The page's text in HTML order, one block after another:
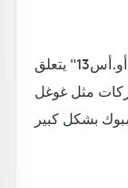
تغيير رئيسي آخر في نظام التشغيل "آي.أو.أس13" يتعلق
مثل غوغل